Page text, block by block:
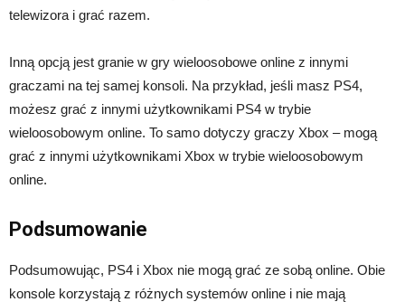
telewizora i grać razem.
Inną opcją jest granie w gry wieloosobowe online z innymi
graczami na tej samej konsoli. Na przykład, jeśli masz PS4,
możesz grać z innymi użytkownikami PS4 w trybie
wieloosobowym online. To samo dotyczy graczy Xbox – mogą
grać z innymi użytkownikami Xbox w trybie wieloosobowym
online.
Podsumowanie
Podsumowując, PS4 i Xbox nie mogą grać ze sobą online. Obie
konsole korzystają z różnych systemów online i nie mają